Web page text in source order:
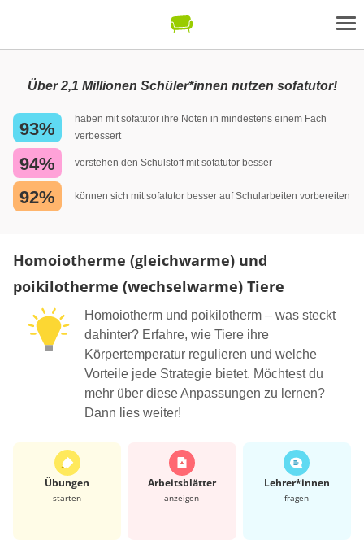
Über 2,1 Millionen Schüler*innen nutzen sofatutor!
93%
haben mit sofatutor ihre Noten in mindestens einem Fach
verbessert
94% verstehen den Schulstoff mit sofatutor besser
92% können sich mit sofatutor besser auf Schularbeiten vorbereiten
Homoiotherme (gleichwarme) und
poikilotherme (wechselwarme) Tiere
Homoiotherm und poikilotherm – was steckt
dahinter? Erfahre, wie Tiere ihre
Körpertemperatur regulieren und welche
Vorteile jede Strategie bietet. Möchtest du
mehr über diese Anpassungen zu lernen?
Dann lies weiter!
Übungen
starten
Arbeits­blätter
anzeigen
Lehrer*​innen
fragen